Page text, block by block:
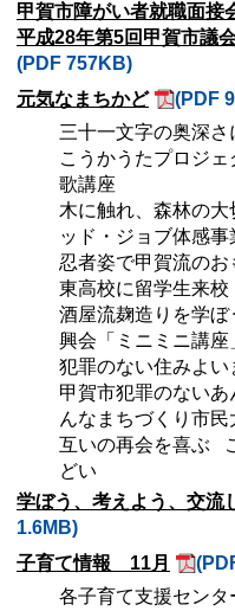
甲賀市障がい者就職面接
平成28年第5回甲賀市議
(PDF 757KB)
元気なまちかど
(PDF
三十一文字の奥深
こうかうたプロジ
歌講座
木に触れ、森林の
ッド・ジョブ体感事
忍者姿で甲賀流の
東高校に留学生来校
酒屋流麹造りを学
興会「ミニミニ講座
犯罪のない住みよい
甲賀市犯罪のないあ
んなまちづくり市民
互いの再会を喜ぶ
どい
学ぼう、考えよう、交流
1.6MB)
子育て情報 11月
各子育て支援センタ